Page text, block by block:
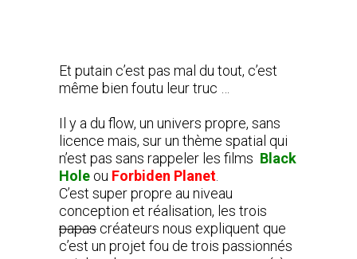
Et putain c’est pas mal du tout, c’est
même bien foutu leur truc …
Il y a du flow, un univers propre, sans
licence mais, sur un thème spatial qui
n’est pas sans rappeler les films Black
Hole ou Forbiden Planet
C’est super propre au niveau
conception et réalisation, les trois
papas créateurs nous expliquent que
c’est un projet fou de trois passionnés